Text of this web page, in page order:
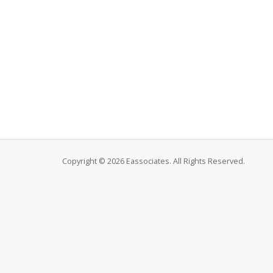
Copyright © 2026 Eassociates. All Rights Reserved.